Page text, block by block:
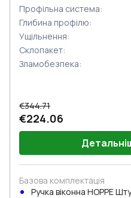
Профільна система:
Глибина профілю:
Ущільнення:
Склопакет:
Зламобезпека:
€344.71
€224.06
Базова комплектація
Ручка віконна HOPPE